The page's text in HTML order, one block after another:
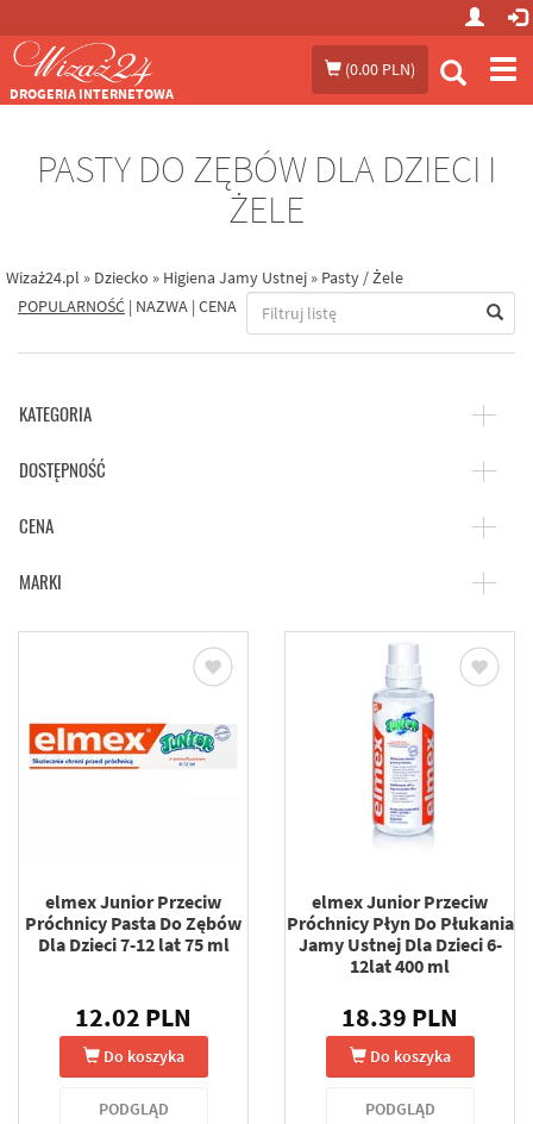
(0.00 PLN)
DROGERIA INTERNETOWA
PASTY DO ZĘBÓW DLA DZIECI I
ŻELE
Wizaż24.pl » Dziecko » Higiena Jamy Ustnej » Pasty / Żele
POPULARNOŚĆ | NAZWA | CENA
KATEGORIA
DOSTĘPNOŚĆ
CENA
MARKI
elmex Junior Przeciw
Próchnicy Pasta Do Zębów
Dla Dzieci 7-12 lat 75 ml
12.02 PLN
Do koszyka
PODGLĄD
elmex Junior Przeciw
Próchnicy Płyn Do Płukania
Jamy Ustnej Dla Dzieci 6-
12lat 400 ml
18.39 PLN
Do koszyka
PODGLĄD